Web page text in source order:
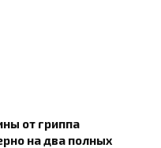
от гриппа
на два полных